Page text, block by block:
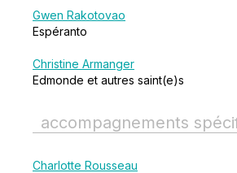
Gwen Rakotovao
Espéranto
Christine Armanger
Edmonde et autres saint(e)s
accompagnements
Charlotte Rousseau